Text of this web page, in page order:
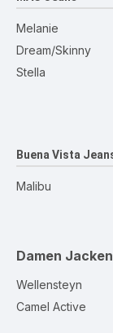
Melanie
Dream/Skinny
Stella
Buena Vista
Malibu
Damen Jacken
Wellensteyn
Camel Active